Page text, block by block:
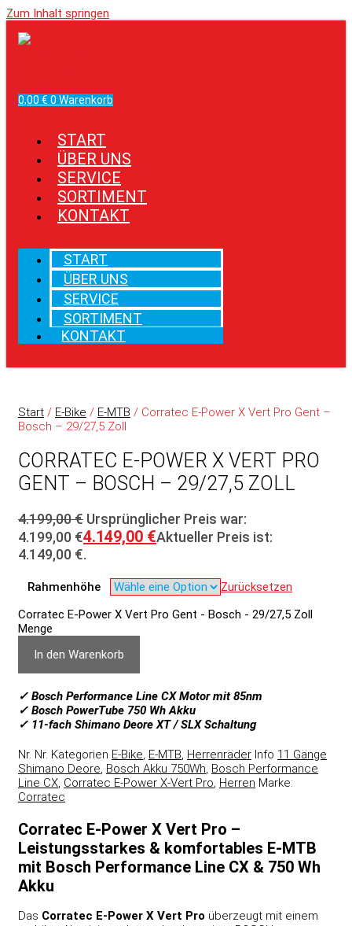
Zum Inhalt springen
0,00 € 0 Warenkorb
START
ÜBER UNS
SERVICE
SORTIMENT
KONTAKT
START
ÜBER UNS
SERVICE
SORTIMENT
KONTAKT
Start / E-Bike / E-MTB / Corratec E-Power X Vert Pro Gent –
Bosch – 29/27,5 Zoll
CORRATEC E-POWER X VERT PRO
GENT – BOSCH – 29/27,5 ZOLL
4.199,00€ Ursprünglicher Preis war:
4.199,00 €4.149,00 €Aktueller Preis ist:
4.149,00 €.
Rahmenhöhe
Zurücksetzen
Corratec E-Power X Vert Pro Gent - Bosch - 29/27,5 Zoll
Menge
In den Warenkorb
✓ Bosch Performance Line CX Motor mit 85nm
✓ Bosch PowerTube 750 Wh Akku
✓ 11-fach Shimano Deore XT / SLX Schaltung
Nr. Nr. Kategorien E-Bike, E-MTB, Herrenräder Info 11 Gänge
Shimano Deore, Bosch Akku 750Wh, Bosch Performance
Line CX, Corratec E-Power X-Vert Pro, Herren Marke:
Corratec
Corratec E-Power X Vert Pro –
Leistungsstarkes & komfortables E-MTB
mit Bosch Performance Line CX & 750 Wh
Akku
Das Corratec E-Power X Vert Pro überzeugt mit einem